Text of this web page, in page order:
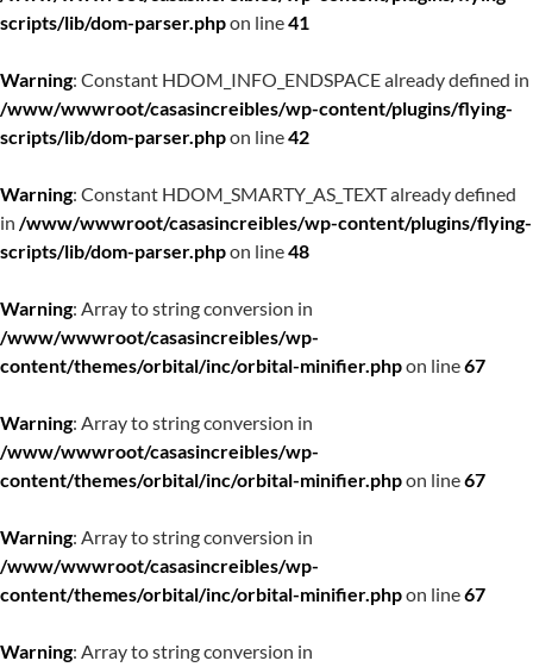
scripts/lib/dom-parser.phpon line41
Warning: Constant HDOM_INFO_ENDSPACE already defined in
/www/wwwroot/casasincreibles/wp-content/plugins/flying-
scripts/lib/dom-parser.phpon line42
Warning: Constant HDOM_SMARTY_AS_TEXT already defined
in /www/wwwroot/casasincreibles/wp-content/plugins/flying-
scripts/lib/dom-parser.phpon line48
Warning: Array to string conversion in
/www/wwwroot/casasincreibles/wp-
content/themes/orbital/inc/orbital-minifier.phpon line67
Warning: Array to string conversion in
/www/wwwroot/casasincreibles/wp-
content/themes/orbital/inc/orbital-minifier.phpon line67
Warning: Array to string conversion in
/www/wwwroot/casasincreibles/wp-
content/themes/orbital/inc/orbital-minifier.phpon line67
Warning: Array to string conversion in